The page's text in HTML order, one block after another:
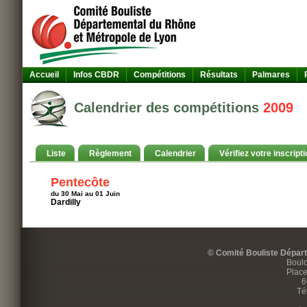
Accueil Infos CBDR Compétitions Résultats Palmares
Calendrier des compétitions 2009
Liste Règlement Calendrier Vérifiez votre
Pentecôte
du 30 Mai au 01 Juin
Dardilly
© Comité Bouliste